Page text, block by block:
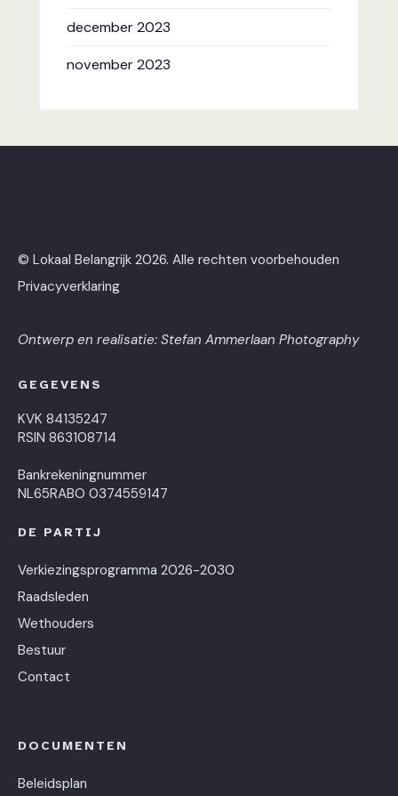
december 2023
november 2023
© Lokaal Belangrijk 2026. Alle rechten voorbehouden
Privacyverklaring
Ontwerp en realisatie: Stefan Ammerlaan Photography
GEGEVENS
KVK 84135247
RSIN 863108714
Bankrekeningnummer
NL65RABO 0374559147
DE PARTIJ
Verkiezingsprogramma 2026-2030
Raadsleden
Wethouders
Bestuur
Contact
DOCUMENTEN
Beleidsplan